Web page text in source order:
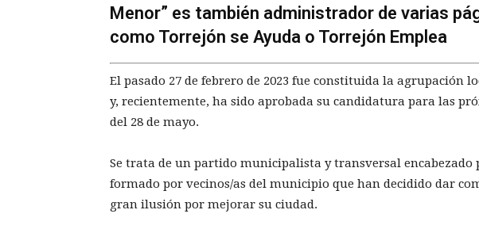
Menor” es también administrador de varias
como Torrejón se Ayuda o Torrejón Emplea
El pasado 27 de febrero de 2023 fue constituida la agrupación
y, recientemente, ha sido aprobada su candidatura para las
del 28 de mayo.
Se trata de un partido municipalista y transversal encabezado
formado por vecinos/as del municipio que han decidido dar
gran ilusión por mejorar su ciudad.